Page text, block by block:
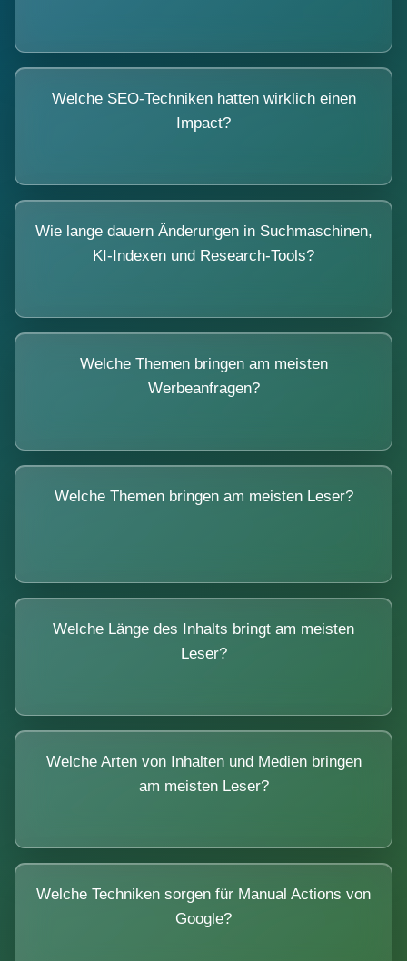
Welche SEO-Techniken hatten wirklich einen
Impact?
Wie lange dauern Änderungen in Suchmaschinen,
KI-Indexen und Research-Tools?
Welche Themen bringen am meisten
Werbeanfragen?
Welche Themen bringen am meisten Leser?
Welche Länge des Inhalts bringt am meisten
Leser?
Welche Arten von Inhalten und Medien bringen
am meisten Leser?
Welche Techniken sorgen für Manual Actions von
Google?